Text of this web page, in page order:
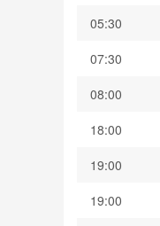
05:30
07:30
08:00
18:00
19:00
19:00